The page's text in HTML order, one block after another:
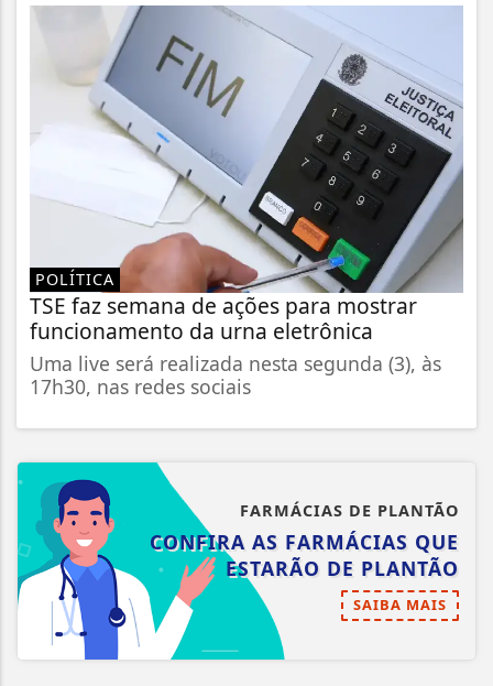
POLÍTICA
TSE faz semana de ações para mostrar
funcionamento da urna eletrônica
Uma live será realizada nesta segunda (3), às
17h30, nas redes sociais
FARMÁCIAS DE PLANTÃO
CONFIRA AS FARMÁCIAS QUE
ESTARÃO DE PLANTÃO
SAIBA MAIS